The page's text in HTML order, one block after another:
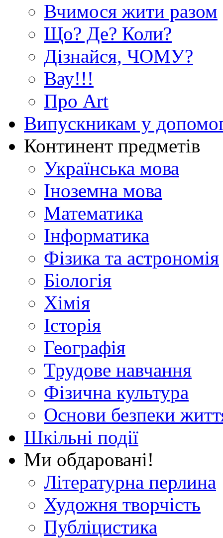
Вчимося жити разом
Що? Де? Коли?
Дізнайся, ЧОМУ?
Вау!!!
Про Art
Випускникам у
Континент предметів
Українська мова
Іноземна мова
Математика
Інформатика
Фізика та астрономія
Біологія
Хімія
Історія
Географія
Трудове навчання
Фізична культура
Основи безпеки
Шкільні події
Ми обдаровані!
Літературна перлина
Художня творчість
Публіцистика